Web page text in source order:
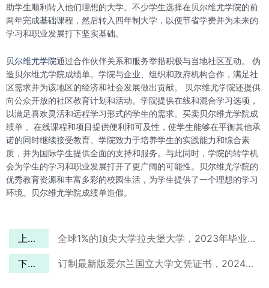
助学生顺利转入他们理想的大学。不少学生选择在贝尔维尤学院的前
两年完成基础课程，然后转入四年制大学，以便节省学费并为未来的
学习和职业发展打下坚实基础。
贝尔维尤学院通过合作伙伴关系和服务举措积极与当地社区互动。 伪
造贝尔维尤学院成绩单。学院与企业、组织和政府机构合作，满足社
区需求并为该地区的经济和社会发展做出贡献。 贝尔维尤学院还提供
向公众开放的社区教育计划和活动。学院提供在线和混合学习选项，
以满足喜欢灵活和远程学习形式的学生的需求。买卖贝尔维尤学院成
绩单 。在线课程和项目提供便利和可及性，使学生能够在平衡其他承
诺的同时继续接受教育。学院致力于培养学生的实践能力和综合素
质，并为国际学生提供全面的支持和服务。与此同时，学院的转学机
会为学生的学习和职业发展打开了更广阔的可能性。贝尔维尤学院的
优秀教育资源和丰富多彩的校园生活，为学生提供了一个理想的学习
环境。贝尔维尤学院成绩单造假。
上一篇 全球1%的顶尖大学拉夫堡大学，2023年毕业证去哪文凭定制？
下一篇 订制最新版爱尔兰国立大学文凭证书，2024年回国发展有望